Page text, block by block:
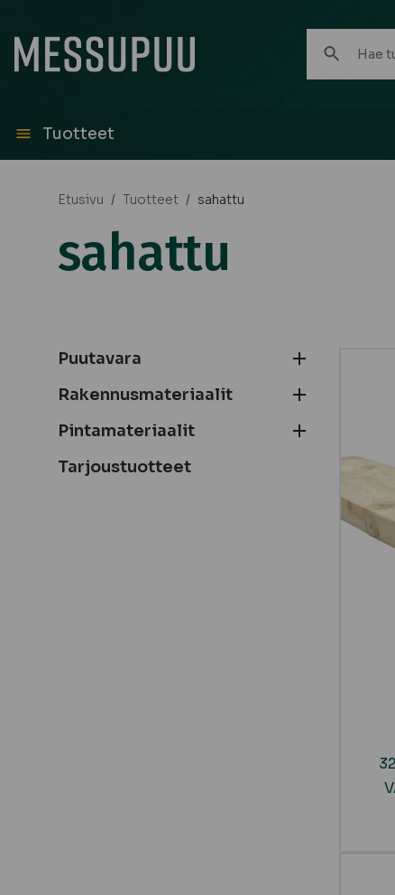
tuotteita:
Tuotteet
Etusivu / Tuotteet / sahattu
sahattu
Puutavara
Rakennusmateriaalit
Pintamateriaalit
Tarjoustuotteet